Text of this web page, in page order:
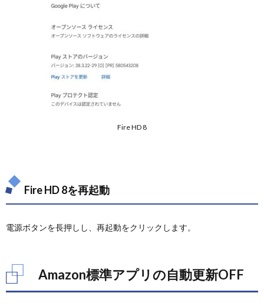
Fire HD 8
Fire HD 8を再起動
電源ボタンを長押しし、再起動をクリックします。
Amazon標準アプリの自動更新OFF